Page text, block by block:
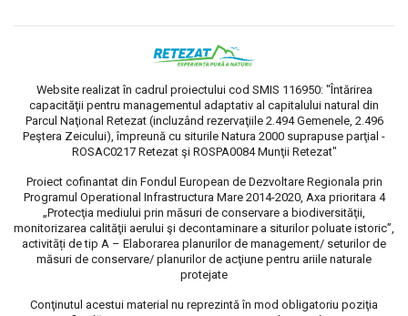
Website realizat în cadrul proiectului cod SMIS 116950: "Întărirea
capacităţii pentru managementul adaptativ al capitalului natural din
Parcul Naţional Retezat (incluzând rezervaţiile 2.494 Gemenele, 2.496
Peştera Zeicului), împreună cu siturile Natura 2000 suprapuse parţial -
ROSAC0217 Retezat şi ROSPA0084 Munţii Retezat"
Proiect cofinantat din Fondul European de Dezvoltare Regionala prin
Programul Operational Infrastructura Mare 2014-2020, Axa prioritara 4
„Protecţia mediului prin măsuri de conservare a biodiversităţii,
monitorizarea calităţii aerului şi decontaminare a siturilor poluate istoric”,
activități de tip A – Elaborarea planurilor de management/ seturilor de
măsuri de conservare/ planurilor de acţiune pentru ariile naturale
protejate
Conţinutul acestui material nu reprezintă în mod obligatoriu poziţia